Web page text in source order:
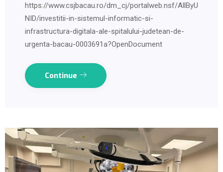
https://www.csjbacau.ro/dm_cj/portalweb.nsf/AllByU
NID/investitii-in-sistemul-informatic-si-
infrastructura-digitala-ale-spitalului-judetean-de-
urgenta-bacau-0003691a?OpenDocument
Continue